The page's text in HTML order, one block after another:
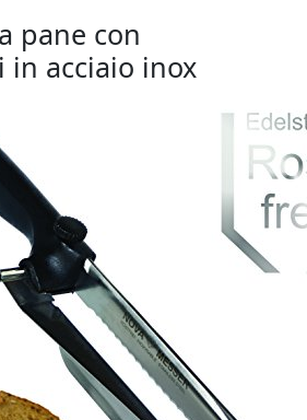
pane con
in acciaio inox